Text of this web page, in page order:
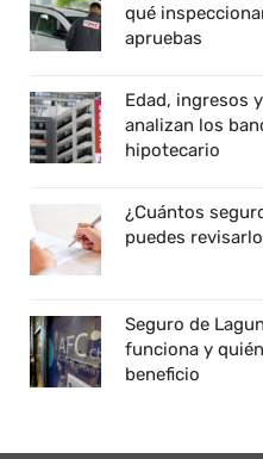
qué
apruebas
Edad, ingresos
analizan los
hipotecario
¿Cuántos
puedes
Seguro de
funciona y
beneficio